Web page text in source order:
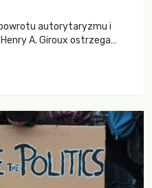
autorytaryzmu i
A. Giroux ostrzega